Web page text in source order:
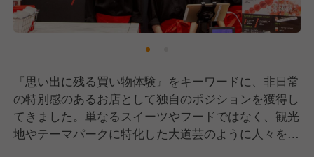
『思い出に残る買い物体験』をキーワードに、非日常
の特別感のあるお店として独自のポジションを獲得し
てきました。単なるスイーツやフードではなく、観光
地やテーマパークに特化した大道芸のように人々を楽